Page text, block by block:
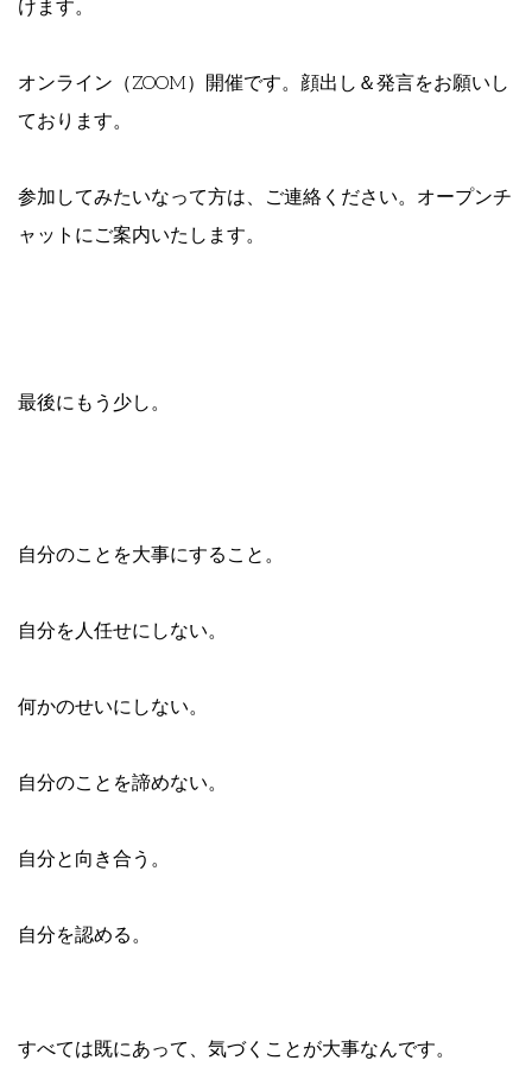
けます。
オンライン（ZOOM）開催です。顔出し＆発言をお願いし
ております。
参加してみたいなって方は、ご連絡ください。オープンチ
ャットにご案内いたします。
最後にもう少し。
自分のことを大事にすること。
自分を人任せにしない。
何かのせいにしない。
自分のことを諦めない。
自分と向き合う。
自分を認める。
すべては既にあって、気づくことが大事なんです。